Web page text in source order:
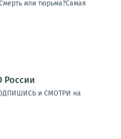
или тюрьма?Самая
и СМОТРИ на